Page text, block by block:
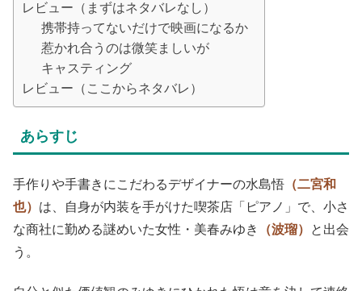
レビュー（まずはネタバレなし）
携帯持ってないだけで映画になるか
惹かれ合うのは微笑ましいが
キャスティング
レビュー（ここからネタバレ）
あらすじ
手作りや手書きにこだわるデザイナーの水島悟 （二宮和
也） は、自身が内装を手がけた喫茶店「ピアノ」で、小さ
な商社に勤める謎めいた女性・美春みゆき
（波瑠）
と出会
う。